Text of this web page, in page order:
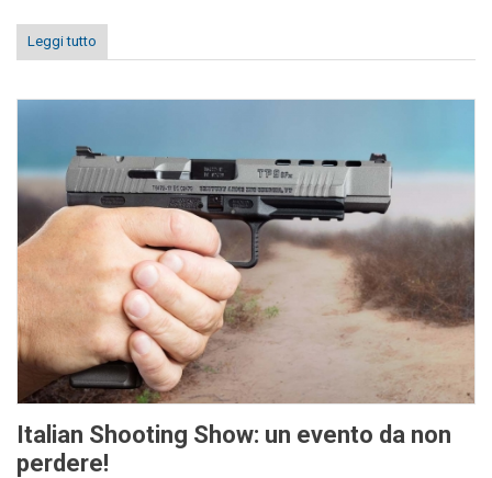
Leggi tutto
Italian Shooting Show: un evento da non
perdere!